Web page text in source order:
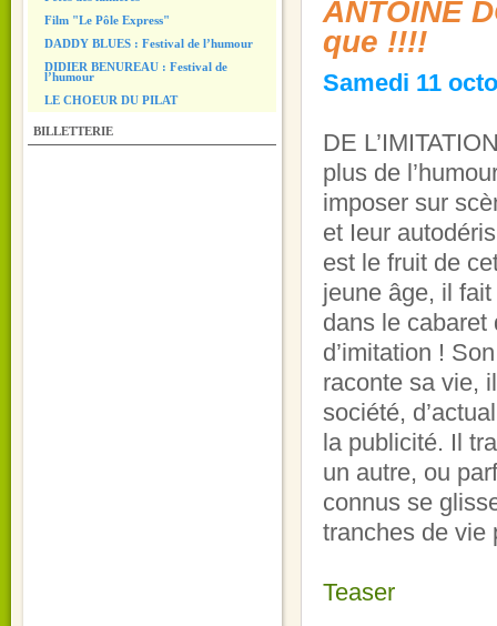
Film "Le Pôle Express"
DADDY BLUES : Festival de l’humour
DIDIER BENUREAU : Festival de
l’humour
LE CHOEUR DU PILAT
BILLETTERIE
ANTOINE
que !!!!
Samedi 11
DE
plus de
imposer sur
et Ieur
est le fruit de
jeune âge, il
dans le cabaret
d’imitation !
raconte sa vie,
société,
la publicité. Il
un autre, ou
connus se
tranches de vie
Teaser